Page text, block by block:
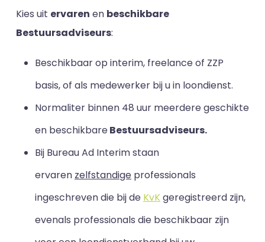
Kies uit ervaren en beschikbare
Bestuursadviseurs:
Beschikbaar op interim, freelance of ZZP
basis, of als medewerker bij u in loondienst.
Normaliter binnen 48 uur meerdere geschikte
en beschikbareBestuursadviseurs.
Bij Bureau Ad Interim staan
ervaren zelfstandige professionals
ingeschreven die bij de KvKgeregistreerd zijn,
evenals professionals die beschikbaar zijn